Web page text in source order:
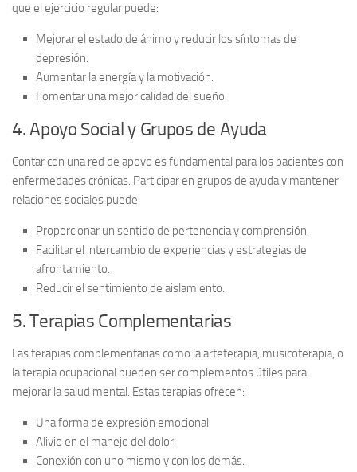
que el ejercicio regular puede:
Mejorar el estado de ánimo y reducir los síntomas de
depresión.
Aumentar la energía y la motivación.
Fomentar una mejor calidad del sueño.
4. Apoyo Social y Grupos de Ayuda
Contar con una red de apoyo es fundamental para los pacientes con
enfermedades crónicas. Participar en grupos de ayuday mantener
relaciones sociales puede:
Proporcionar un sentido de pertenencia y comprensión.
Facilitar el intercambio de experiencias y estrategias de
afrontamiento.
Reducir el sentimiento de aislamiento.
5. Terapias Complementarias
Lasterapias complementariascomo la arteterapia, musicoterapia, o
la terapia ocupacional pueden ser complementos útiles para
mejorar la salud mental. Estas terapias ofrecen:
Una forma de expresión emocional.
Alivio en el manejo del dolor.
Conexión con uno mismo y con los demás.